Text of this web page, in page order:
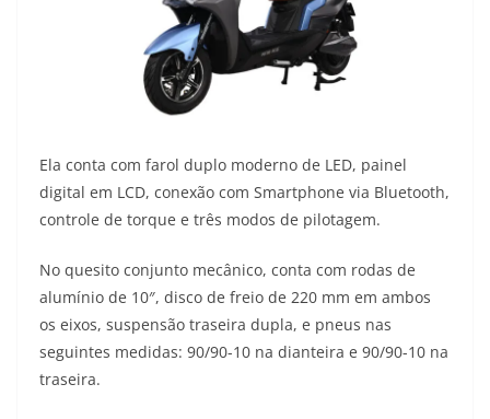
Ela conta com farol duplo moderno de LED, painel
digital em LCD, conexão com Smartphone via Bluetooth,
controle de torque e três modos de pilotagem.
No quesito conjunto mecânico, conta com rodas de
alumínio de 10″, disco de freio de 220 mm em ambos
os eixos, suspensão traseira dupla, e pneus nas
seguintes medidas: 90/90-10 na dianteira e 90/90-10 na
traseira.